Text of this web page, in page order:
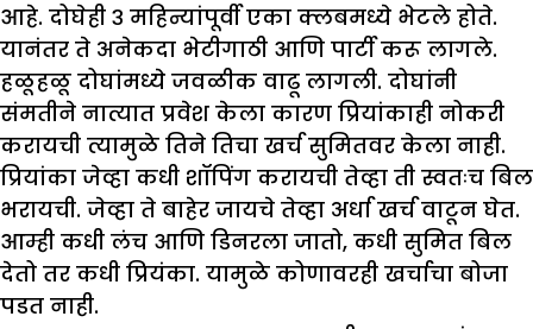
आहे. दोघेही ३ महिन्यांपूर्वी एका क्लबमध्ये भेटले होते.
यानंतर ते अनेकदा भेटीगाठी आणि पार्टी करू लागले.
हळूहळू दोघांमध्ये जवळीक वाढू लागली. दोघांनी
संमतीने नात्यात प्रवेश केला कारण प्रियांकाही नोकरी
करायची त्यामुळे तिने तिचा खर्च सुमितवर केला नाही.
प्रियांका जेव्हा कधी शॉपिंग करायची तेव्हा ती स्वतःच बिल
भरायची. जेव्हा ते बाहेर जायचे तेव्हा अर्धा खर्च वाटून घेत.
आम्ही कधी लंच आणि डिनरला जातो, कधी सुमित बिल
देतो तर कधी प्रियंका. यामुळे कोणावरही खर्चाचा बोजा
पडत नाही.